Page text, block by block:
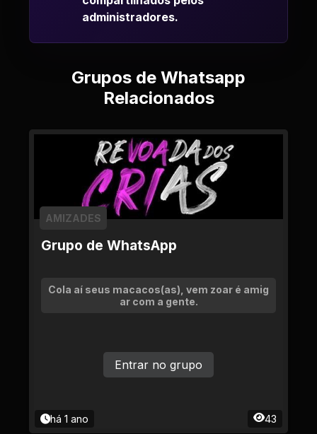
administradores.
Grupos de Whatsapp
Relacionados
Grupo de WhatsApp
AMIZADES
Cola aí seus macacos(as), vem zoar é amig
ar com a gente.
há 1 ano 43
Entrar no grupo